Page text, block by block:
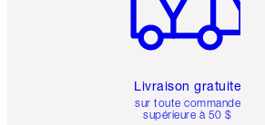
Livraison gratuite
sur toute commande
supérieure à 50 $